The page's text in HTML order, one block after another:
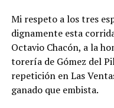
Mi respeto a los tres
dignamente esta
Octavio Chacón, a la
torería de Gómez del
repetición en Las
ganado que embista.